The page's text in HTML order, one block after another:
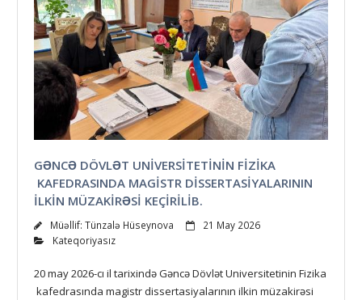
GƏNCƏ DÖVLƏT UNIVERSITETININ FIZIKA
KAFEDRASINDA MAGISTR DISSERTASIYALARININ
ILKIN MÜZAKIRƏSI KEÇIRILIB.
Müəllif: Tünzalə Hüseynova
21 May 2026
Kateqoriyasız
20 may 2026-cı il tarixində Gəncə Dövlət Universitetinin Fizika
kafedrasında magistr dissertasiyalarının ilkin müzakirəsi